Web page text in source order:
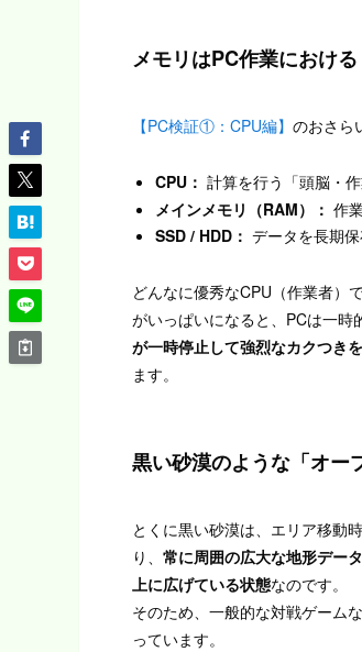
メモリはPC作業における
【PC検証①：CPU編】 のおさら
CPU： 計算を行う「頭脳・作
メインメモリ（RAM）： 作
SSD / HDD： データを長期
どんなに優秀なCPU（作業者）
がいっぱいになると、PCは一時
が一時停止して強烈なカクつき
ます。
黒い砂漠のような「オー
とくに黒い砂漠は、エリア移動
り、 常に周囲の広大な地形デー
上に広げている状態なのです。
そのため、一般的な対戦ゲーム
っています。